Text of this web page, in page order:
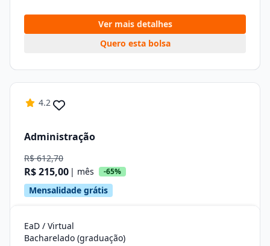
Ver mais detalhes
Quero esta bolsa
4.2
Administração
R$ 612,70
R$ 215,00 | mês -65%
Mensalidade grátis
EaD / Virtual
Bacharelado (graduação)